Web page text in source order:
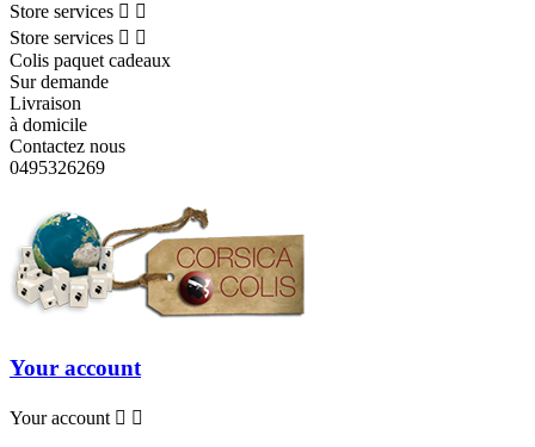
Store services  
Store services  
Colis paquet cadeaux
Sur demande
Livraison
à domicile
Contactez nous
0495326269
Your account
Your account  